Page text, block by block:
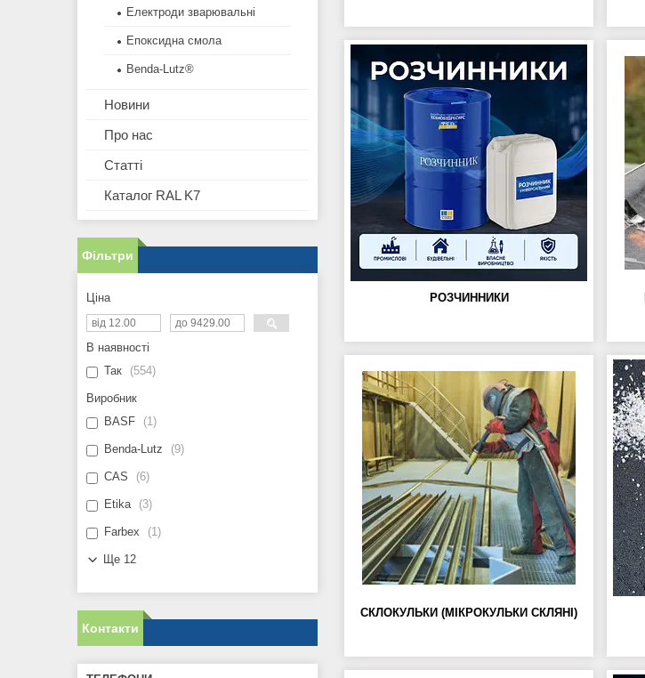
РОЗЧИННИКИ
СКЛОКУЛЬКИ (МІКРОКУЛЬКИ СКЛЯНІ)
Електроди зварювальні
Епоксидна смола
Benda-Lutz®
Новини
Про нас
Статті
Каталог RAL K7
Фільтри
Ціна
В наявності
Так
554
Виробник
BASF
1
Benda-Lutz 9
CAS 6
Etika 3
Farbex 1
Ще 12
Контакти